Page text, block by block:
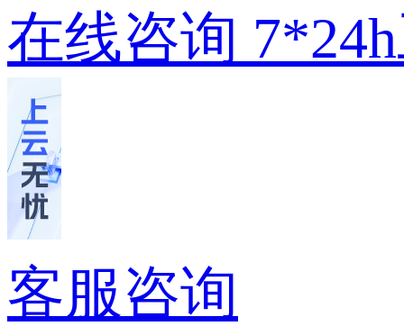
在线咨询
客服咨询